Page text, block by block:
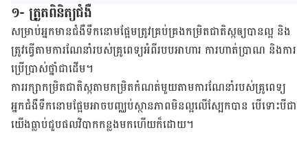
១- ត្រួតពិនិត្យជំងឺ
សម្រាប់អ្នកមានជំងឺ​ទឹកនោម​ផ្អែម​ត្រូវគ្រប់គ្រងកម្រិត​ជាតិស្ក​ឲ្យ​បាន​ល្អ​ និង​
ត្រូវ​ធ្វើ​តាម​ការ​ណែនាំ​របស់​គ្រូពេទ្យ​អំពី​របប​អាហារ​ ការ​ហាត់ប្រាណ ​និងការ​
ប្រើ​ប្រាស់ថ្នាំ​ជាដើម​។
ការរក្សាកម្រិត​​ជាតិ​ស្ក​តាម​កម្រិត​កំណត់​មួយ​តាមការ​ណែនាំ​របស់គ្រូពេទ្យ
អ្នកជំងឺ​ទឹក​នោម​ផ្អែមអាច​បញ្ឈប់​ស្ថានភាព​មិន​ល្អ​លើ​ស្បែក​បាន បើទោះបីជា​
យើងធ្លាប់​ជួប​ផល​វិបាក​កន្លង​មក​ហើយ​ក៏ដោយ។